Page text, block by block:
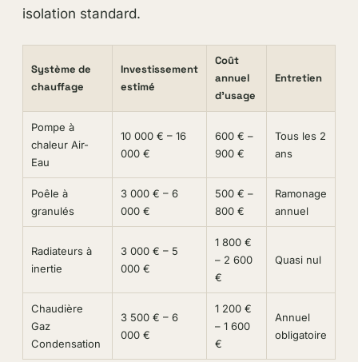
isolation standard.
Système de
chauffage
Investissement
estimé
Coût
annuel
d’usage
Entretien
Pompe à
chaleur Air-
Eau
10 000 € – 16
000 €
600 € –
900 €
Tous les 2
ans
Poêle à
granulés
3 000 € – 6
000 €
500 € –
800 €
Ramonage
annuel
Radiateurs à
inertie
3 000 € – 5
000 €
1 800 €
– 2 600
€
Quasi nul
Chaudière
Gaz
Condensation
3 500 € – 6
000 €
1 200 €
– 1 600
€
Annuel
obligatoire